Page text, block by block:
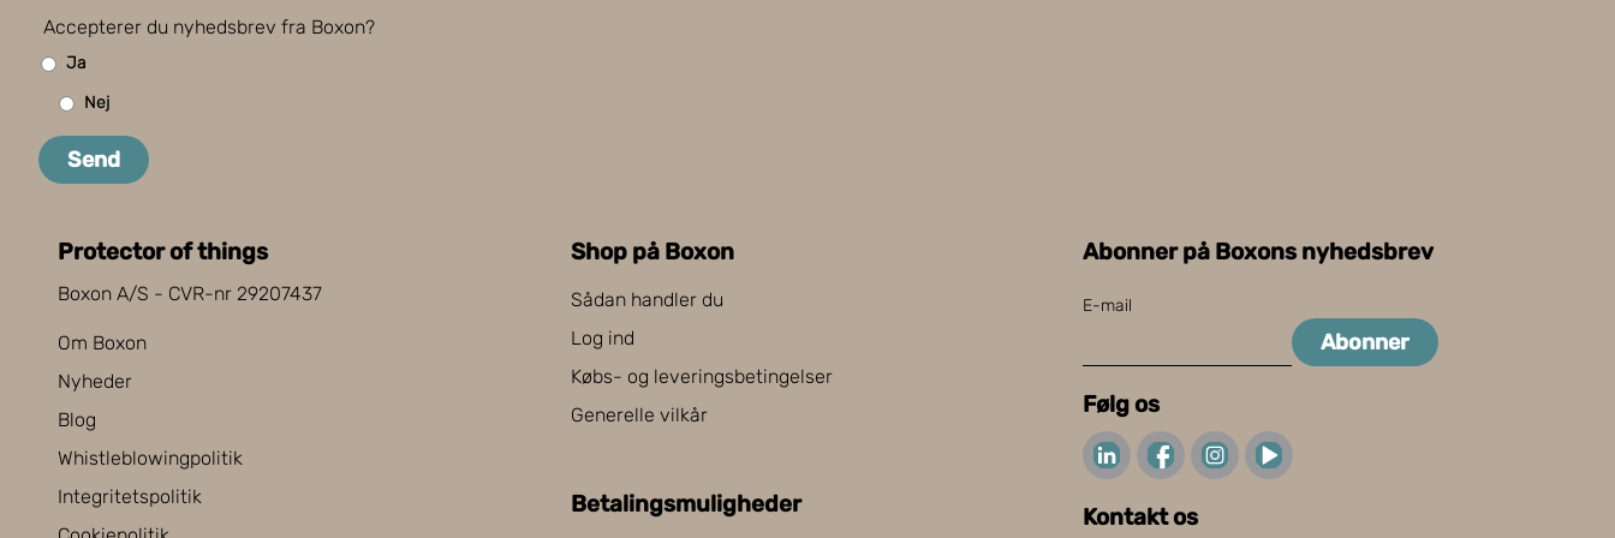
Accepterer du nyhedsbrev fra Boxon?
Ja
Nej
Send
Protector of things
Boxon A/S - CVR-nr 29207437
Om Boxon
Nyheder
Blog
Whistleblowingpolitik
Integritetspolitik
Shop på Boxon
Sådan handler du
Log ind
Købs- og leveringsbetingelser
Generelle vilkår
Betalingsmuligheder
Abonner på Boxons nyhedsbrev
E-mail
Abonner
Følg os
Kontakt os